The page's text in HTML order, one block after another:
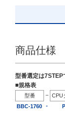
商品仕様
型番選定は
■規格表
型番 − CPU
BBC-1760
-